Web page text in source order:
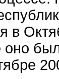
в
оно